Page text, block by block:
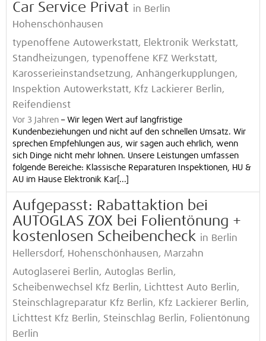
Car Service Privat in Berlin
Hohenschönhausen
typenoffene Autowerkstatt, Elektronik Werkstatt,
Standheizungen, typenoffene KFZ Werkstatt,
Karosserieinstandsetzung, Anhängerkupplungen,
Inspektion Autowerkstatt, Kfz Lackierer Berlin,
Reifendienst
Vor 3 Jahren – Wir legen Wert auf langfristige
Kundenbeziehungen und nicht auf den schnellen Umsatz. Wir
sprechen Empfehlungen aus, wir sagen auch ehrlich, wenn
sich Dinge nicht mehr lohnen. Unsere Leistungen umfassen
folgende Bereiche: Klassische Reparaturen Inspektionen, HU &
AU im Hause Elektronik Kar[...]
Aufgepasst: Rabattaktion bei
AUTOGLAS ZOX bei Folientönung +
kostenlosen Scheibencheck in Berlin
Hellersdorf, Hohenschönhausen, Marzahn
Autoglaserei Berlin, Autoglas Berlin,
Scheibenwechsel Kfz Berlin, Lichttest Auto Berlin,
Steinschlagreparatur Kfz Berlin, Kfz Lackierer Berlin,
Lichttest Kfz Berlin, Steinschlag Berlin, Folientönung
Berlin